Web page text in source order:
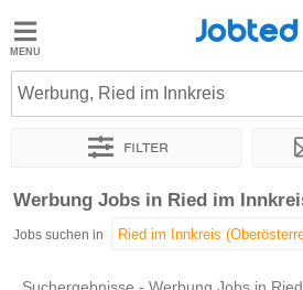
Jobted
Jobs
Jobted
Werbung, Ried im Innkreis
Filter
Sortieren nach Genauer Standort
Werbung Jobs in Ried im
Jobs suchen in